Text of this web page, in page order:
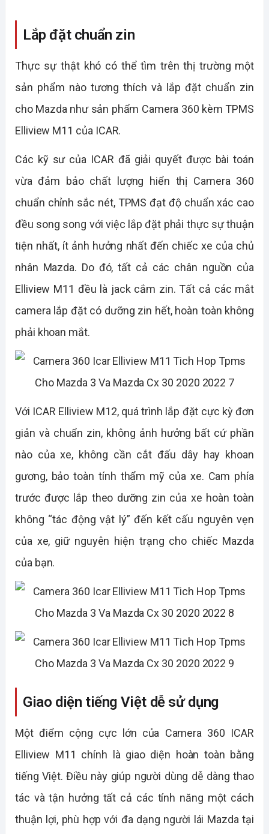
Lắp đặt chuẩn zin
Thực sự thật khó có thể tìm trên thị trường một
sản phẩm nào tương thích và lắp đặt chuẩn zin
cho Mazda như sản phẩm Camera 360 kèm TPMS
Elliview M11 của ICAR.
Các kỹ sư của ICAR đã giải quyết được bài toán
vừa đảm bảo chất lượng hiển thị Camera 360
chuẩn chỉnh sắc nét, TPMS đạt độ chuẩn xác cao
đều song song với việc lắp đặt phải thực sự thuận
tiện nhất, ít ảnh hưởng nhất đến chiếc xe của chủ
nhân Mazda. Do đó, tất cả các chân nguồn của
Elliview M11 đều là jack cắm zin. Tất cả các mắt
camera lắp đặt có dưỡng zin hết, hoàn toàn không
phải khoan mắt.
Với ICAR Elliview M12, quá trình lắp đặt cực kỳ đơn
giản và chuẩn zin, không ảnh hưởng bất cứ phần
nào của xe, không cần cắt đấu dây hay khoan
gương, bảo toàn tính thẩm mỹ của xe. Cam phía
trước được lắp theo dưỡng zin của xe hoàn toàn
không “tác động vật lý” đến kết cấu nguyên vẹn
của xe, giữ nguyên hiện trạng cho chiếc Mazda
của bạn.
Giao diện tiếng Việt dễ sử dụng
Một điểm cộng cực lớn của Camera 360 ICAR
Elliview M11 chính là giao diện hoàn toàn bằng
tiếng Việt. Điều này giúp người dùng dễ dàng thao
tác và tận hưởng tất cả các tính năng một cách
thuận lợi, phù hợp với đa dạng người lái Mazda tại